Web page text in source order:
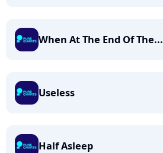
When At The End Of The...
Useless
Half Asleep